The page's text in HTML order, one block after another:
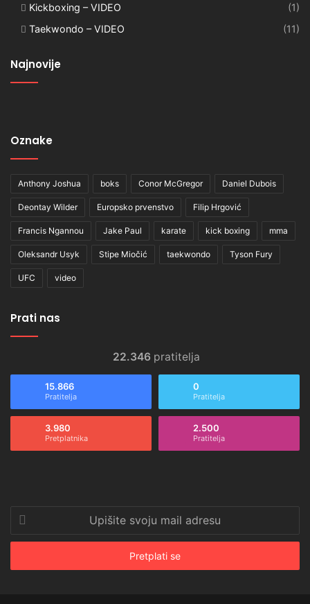
Kickboxing – VIDEO
(1)
Taekwondo – VIDEO
(11)
Najnovije
Oznake
Anthony Joshua boks Conor McGregor Daniel Dubois
Deontay Wilder Europsko prvenstvo Filip Hrgović
Francis Ngannou Jake Paul karate kick boxing mma
Oleksandr Usyk Stipe Miočić taekwondo Tyson Fury
UFC video
Prati nas
22.346 pratitelja
15.866
Pratitelja
0
Pratitelja
3.980
Pretplatnika
2.500
Pratitelja
svoju
mail